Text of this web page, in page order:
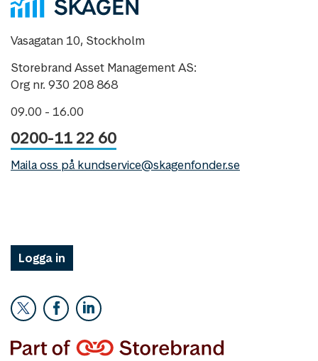
Vasagatan 10, Stockholm
Storebrand Asset Management AS:
Org nr. 930 208 868
09.00 - 16.00
0200-11 22 60
Maila oss på kundservice@skagenfonder.se
Logga in